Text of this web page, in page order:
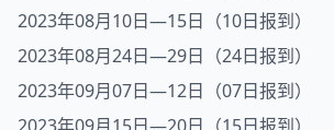
2023年08月10日—15日（10日报到）
2023年08月24日—29日（24日报到）
2023年09月07日—12日（07日报到）